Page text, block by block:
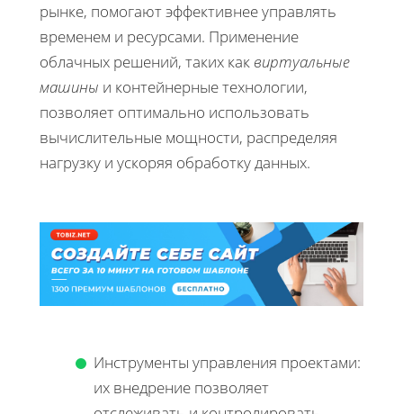
рынке, помогают эффективнее управлять
временем и ресурсами. Применение
облачных решений, таких как виртуальные
машины и контейнерные технологии,
позволяет оптимально использовать
вычислительные мощности, распределяя
нагрузку и ускоряя обработку данных.
Инструменты управления проектами:
их внедрение позволяет